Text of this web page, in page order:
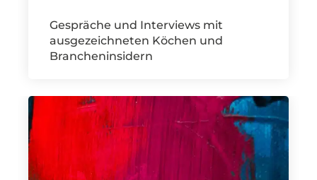
Gespräche und Interviews mit
ausgezeichneten Köchen und
Brancheninsidern